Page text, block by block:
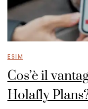
ESIM
Cos’è il
Holafly